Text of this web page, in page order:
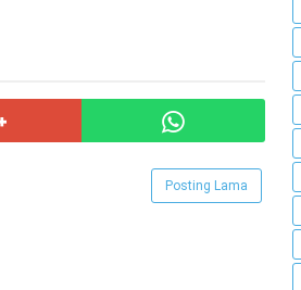
Posting Lama